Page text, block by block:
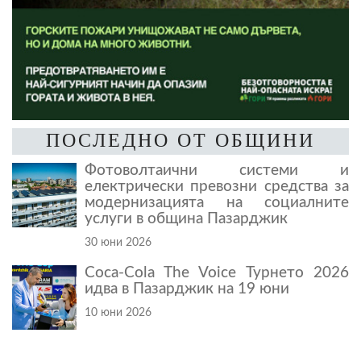
ПОСЛЕДНО ОТ ОБЩИНИ
Фотоволтаични системи и
електрически превозни средства за
модернизацията на социалните
услуги в община Пазарджик
30 юни 2026
Coca-Cola The Voice Турнето 2026
идва в Пазарджик на 19 юни
10 юни 2026